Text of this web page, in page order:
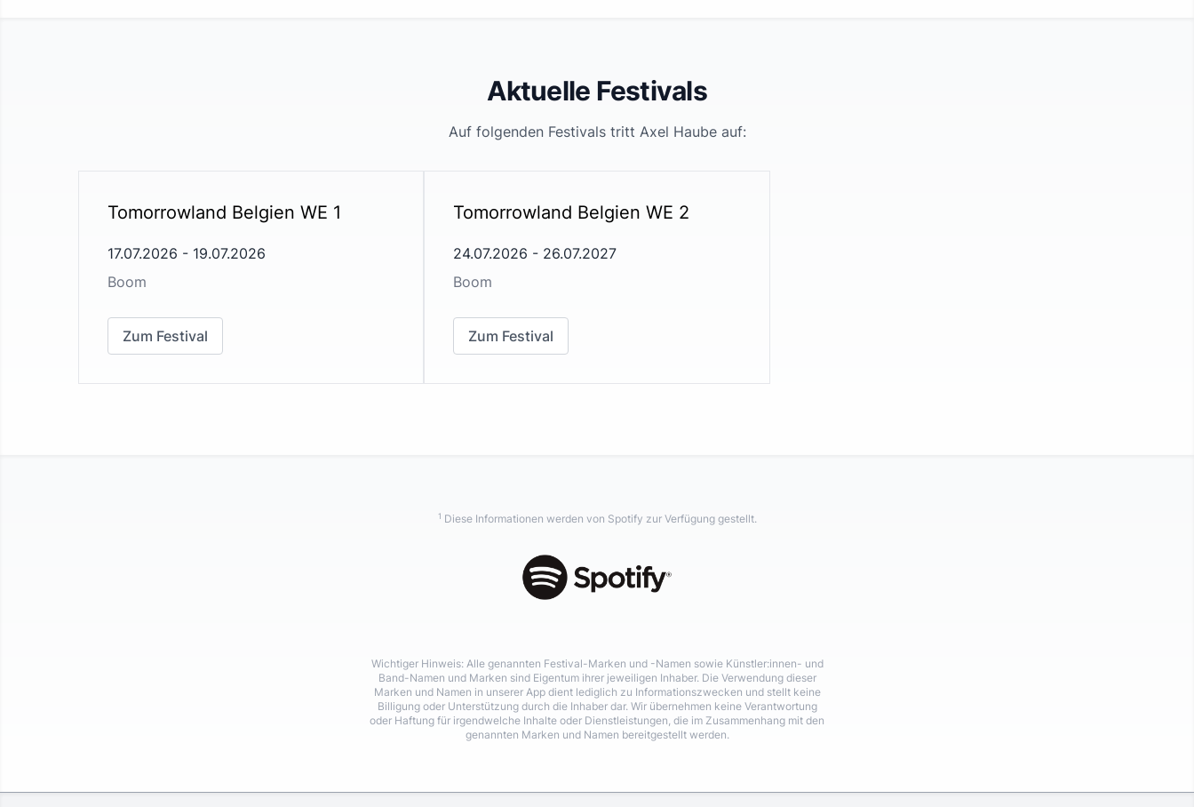
Aktuelle Festivals
Auf folgenden Festivals tritt Axel Haubeauf:
Tomorrowland Belgien WE 1
17.07.2026 - 19.07.2026
Boom
Zum Festival
Tomorrowland Belgien WE 2
24.07.2026 - 26.07.2027
Boom
Zum Festival
1 Diese Informationen werden von Spotify zur Verfügung gestellt.
Wichtiger Hinweis: Alle genannten Festival-Marken und -Namen sowie Künstler:innen- und
Band-Namen und Marken sind Eigentum ihrer jeweiligen Inhaber. Die Verwendung dieser
Marken und Namen in unserer App dient lediglich zu Informationszwecken und stellt keine
Billigung oder Unterstützung durch die Inhaber dar. Wir übernehmen keine Verantwortung
oder Haftung für irgendwelche Inhalte oder Dienstleistungen, die im Zusammenhang mit den
genannten Marken und Namen bereitgestellt werden.